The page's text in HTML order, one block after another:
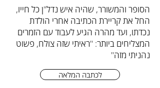
הסופר והמשורר, שהיה איש נדל"ן כל חייו,
החל את קריירת הכתיבה אחרי הולדת
נכדתו, ועד מהרה הגיע לעבוד עם הזמרים
המצליחים ביותר: "ראיתי שזה צולח, פשוט
נהניתי מזה"
לכתבה המלאה